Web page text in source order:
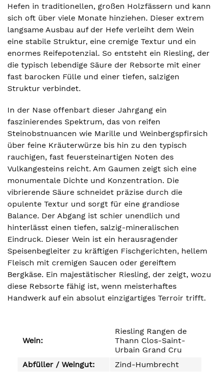
Hefen in traditionellen, großen Holzfässern und kann
sich oft über viele Monate hinziehen. Dieser extrem
langsame Ausbau auf der Hefe verleiht dem Wein
eine stabile Struktur, eine cremige Textur und ein
enormes Reifepotenzial. So entsteht ein Riesling, der
die typisch lebendige Säure der Rebsorte mit einer
fast barocken Fülle und einer tiefen, salzigen
Struktur verbindet.
In der Nase offenbart dieser Jahrgang ein
faszinierendes Spektrum, das von reifen
Steinobstnuancen wie Marille und Weinbergspfirsich
über feine Kräuterwürze bis hin zu den typisch
rauchigen, fast feuersteinartigen Noten des
Vulkangesteins reicht. Am Gaumen zeigt sich eine
monumentale Dichte und Konzentration. Die
vibrierende Säure schneidet präzise durch die
opulente Textur und sorgt für eine grandiose
Balance. Der Abgang ist schier unendlich und
hinterlässt einen tiefen, salzig-mineralischen
Eindruck. Dieser Wein ist ein herausragender
Speisenbegleiter zu kräftigen Fischgerichten, hellem
Fleisch mit cremigen Saucen oder gereiftem
Bergkäse. Ein majestätischer Riesling, der zeigt, wozu
diese Rebsorte fähig ist, wenn meisterhaftes
Handwerk auf ein absolut einzigartiges Terroir trifft.
Wein:
Riesling Rangen de
Thann Clos-Saint-
Urbain Grand Cru
Abfüller / Weingut:
Zind-Humbrecht